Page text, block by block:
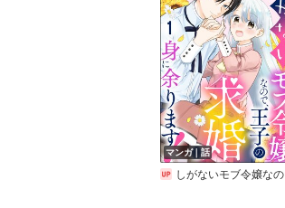
マンガ｜話
しがないモブ令嬢なので、王子の求婚は身に余ります！（分冊版）